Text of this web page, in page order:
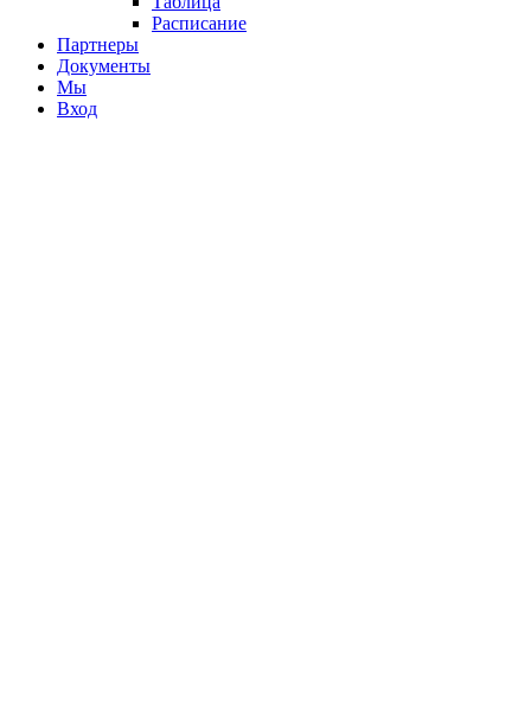
Расписание
Партнеры
Документы
Мы
Вход